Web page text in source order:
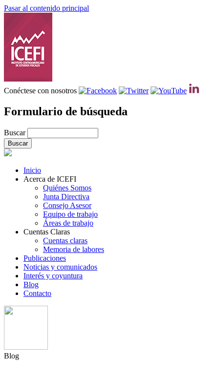
Pasar al contenido principal
Conéctese con nosotros
Formulario de búsqueda
Buscar
Inicio
Acerca de ICEFI
Quiénes Somos
Junta Directiva
Consejo Asesor
Equipo de trabajo
Áreas de trabajo
Cuentas Claras
Cuentas claras
Memoria de labores
Publicaciones
Noticias y comunicados
Interés y coyuntura
Blog
Contacto
Blog